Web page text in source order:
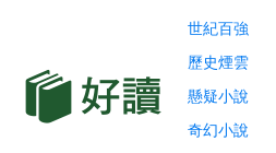
世紀百強
歷史煙雲
懸疑小說
奇幻小說